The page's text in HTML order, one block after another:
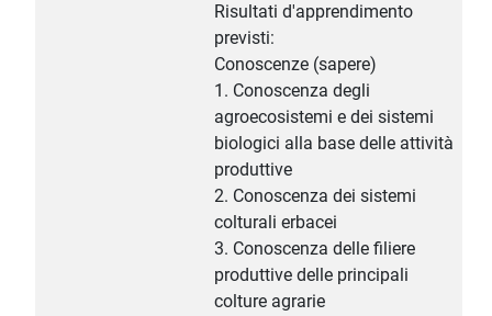
Risultati d'apprendimento
previsti:
Conoscenze (sapere)
1. Conoscenza degli
agroecosistemi e dei sistemi
biologici alla base delle attività
produttive
2. Conoscenza dei sistemi
colturali erbacei
3. Conoscenza delle filiere
produttive delle principali
colture agrarie